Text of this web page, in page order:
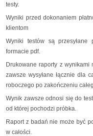
testy.
Wyniki przed dokonaniem
klientom
Wyniki testów są przesyłane
formacie pdf.
Drukowane raporty z wynikami
zawsze wysyłane łącznie dla
roboczego po zakończeniu
Wynik zawsze odnosi się do
od której pochodzi próbka.
Raport z badań nie może być
w całości.